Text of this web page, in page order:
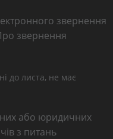
звернення
звернення
до листа, не має
або юридичних
з питань